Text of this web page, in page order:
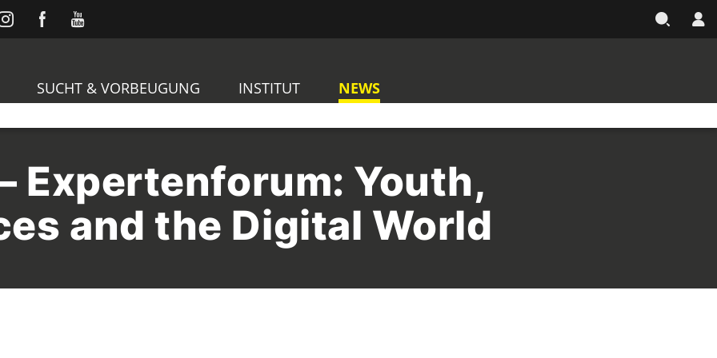
SUCHT & VORBEUGUNG INSTITUT NEWS
Expertenforum: Youth,
and the Digital World